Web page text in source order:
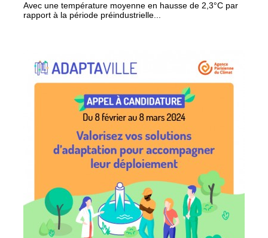
Avec une température moyenne en hausse de 2,3°C par
rapport à la période préindustrielle...